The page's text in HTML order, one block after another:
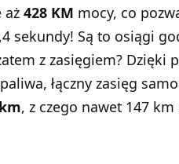
aż 428 KM mocy, co
sekundy! Są to osiągi
z zasięgiem? Dzięki
łączny zasięg
, z czego nawet 147